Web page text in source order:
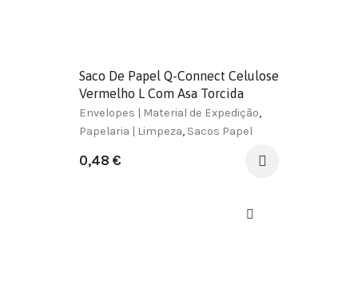
Saco De Papel Q-Connect Celulose
Vermelho L Com Asa Torcida
320X400X14 Mm
Envelopes | Material de Expedição,
Papelaria | Limpeza, Sacos Papel
0,48 €